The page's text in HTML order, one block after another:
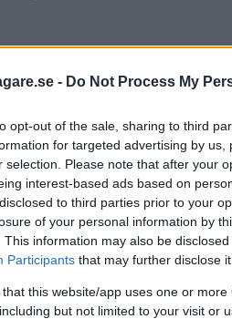
- Do Not Process My
opt-out of the sale, sharing to third
for targeted advertising by
selection. Please note that after your
interest-based ads based on
to third parties prior to your
of your personal information by
This information may also be
Participants that may further disclose
that this website/app uses one or
but not limited to your visit or
enligt Bentleychefen.
nya regler
kräva körkort för tung lastbil.